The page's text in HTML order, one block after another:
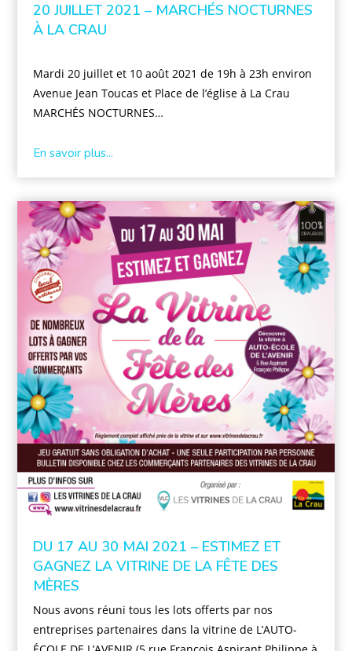
20 JUILLET 2021 – MARCHÉS NOCTURNES
À LA CRAU
Mardi 20 juillet et 10 août 2021 de 19h à 23h environ
Avenue Jean Toucas et Place de l’église à La Crau
MARCHÉS NOCTURNES…
En savoir plus...
DU 17 AU 30 MAI 2021 – ESTIMEZ ET
GAGNEZ LA VITRINE DE LA FÊTE DES
MÈRES
Nous avons réuni tous les lots offerts par nos
entreprises partenaires dans la vitrine de L’AUTO-